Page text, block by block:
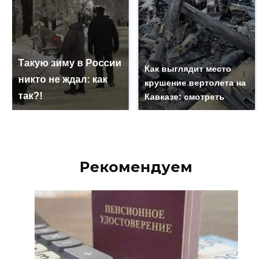
Такую зиму в России
никто не ждал: как
так?!
Как выглядит место
крушение вертолета на
Кавказе: смотреть
Рекомендуем